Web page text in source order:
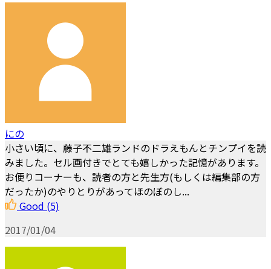
にの
小さい頃に、藤子不二雄ランドのドラえもんとチンプイを読
みました。セル画付きでとても嬉しかった記憶があります。
お便りコーナーも、読者の方と先生方(もしくは編集部の方
だったか)のやりとりがあってほのぼのし...
Good (5)
2017/01/04